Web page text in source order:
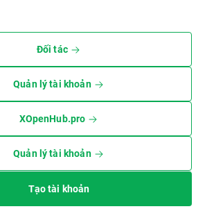
Đối tác
Quản lý tài khoản
XOpenHub.pro
Quản lý tài khoản
Tạo tài khoản